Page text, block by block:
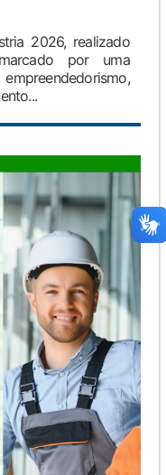
2026, realizado
por uma